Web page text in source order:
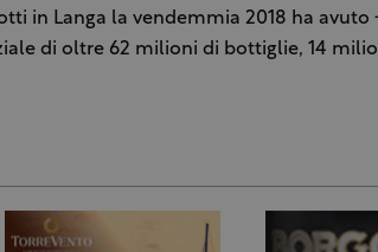
in Langa la vendemmia 2018 ha avuto
di oltre 62 milioni di bottiglie, 14